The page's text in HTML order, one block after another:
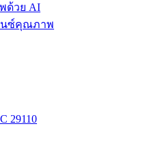
ด้วย AI